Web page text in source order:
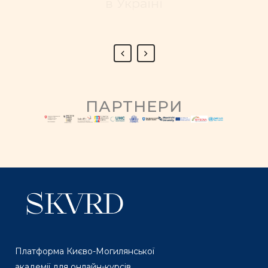
ПАРТНЕРИ
Платформа Києво-Могилянської